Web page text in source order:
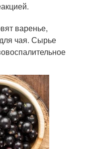
варенье,
чая. Сырье